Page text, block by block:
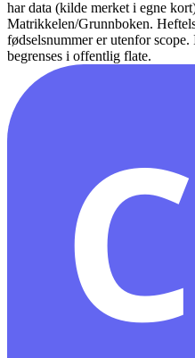
har data (kilde merket i egne
Matrikkelen/Grunnboken.
fødselsnummer er utenfor
begrenses i offentlig flate.